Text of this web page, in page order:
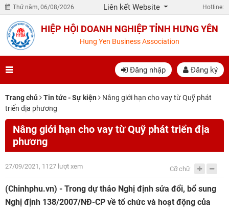
Thứ năm, 06/08/2026 Liên kết Website Hotline:
HIỆP HỘI DOANH NGHIỆP TỈNH HƯNG YÊN
Hung Yen Business Association
Đăng nhập Đăng ký
Trang chủ Tin tức - Sự kiện
Nâng giới hạn cho vay từ Quỹ phát
triển địa phương
Nâng giới hạn cho vay từ Quỹ phát triển địa
phương
27/09/2021, 1127 lượt xem Cỡ chữ
(Chinhphu.vn) - Trong dự thảo Nghị định sửa đổi, bổ sung
Nghị định 138/2007/NĐ-CP về tổ chức và hoạt động của